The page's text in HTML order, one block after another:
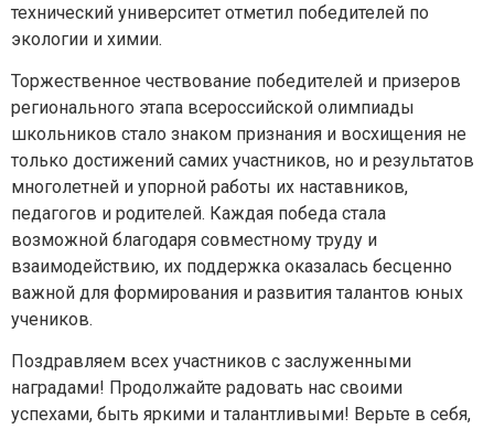
технический университет отметил победителей по
экологии и химии.
Торжественное чествование победителей и призеров
регионального этапа всероссийской олимпиады
школьников стало знаком признания и восхищения не
только достижений самих участников, но и результатов
многолетней и упорной работы их наставников,
педагогов и родителей. Каждая победа стала
возможной благодаря совместному труду и
взаимодействию, их поддержка оказалась бесценно
важной для формирования и развития талантов юных
учеников.
Поздравляем всех участников с заслуженными
наградами! Продолжайте радовать нас своими
успехами, быть яркими и талантливыми! Верьте в себя,
Задайте нам вопрос
JavaScript в браузере.
Эл. почта*